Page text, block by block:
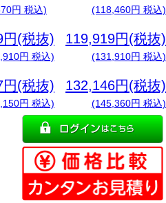
円 税込) (118,460円 税込)
(税抜)
円 税込)
119,919円(税抜)
(131,910円 税込)
(税抜)
円 税込)
132,146円(税抜)
(145,360円 税込)